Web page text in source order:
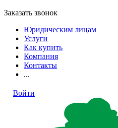
Заказать звонок
Юридическим лицам
Услуги
Как купить
Компания
Контакты
...
Войти